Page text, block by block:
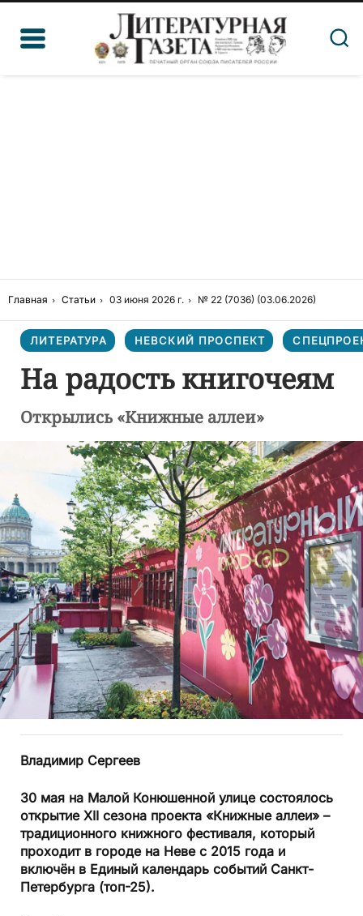
Главная Статьи 03 июня 2026 г. № 22 (7036) (03.06.2026)
ЛИТЕРАТУРА НЕВСКИЙ ПРОСПЕКТ
На радость книгочеям
Открылись «Книжные аллеи»
Владимир Сергеев
30 мая на Малой Конюшенной улице состоялось
открытие XII сезона проекта «Книжные аллеи» –
традиционного книжного фестиваля, который
проходит в городе на Неве с 2015 года и
включён в Единый календарь событий Санкт-
Петербурга (топ-25).